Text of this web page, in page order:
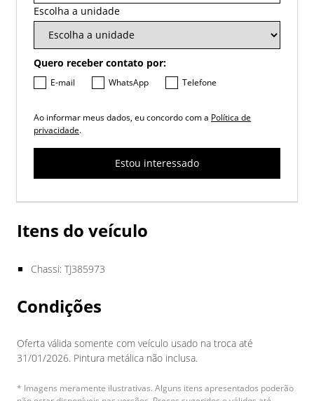
Escolha a unidade
Quero receber contato por:
E-mail WhatsApp Telefone
Ao informar meus dados, eu concordo com a Política de
privacidade.
Estou interessado
Itens do veículo
Chassi: TJ385973
Condições
Oferta válida somente com veículo usado na troca até
31/01/2026. Pintura metálica não inclusa.
* Imagens meramente ilustrativas. Alguns itens apresentados poderão